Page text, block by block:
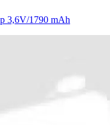
3,6V/1790 mAh